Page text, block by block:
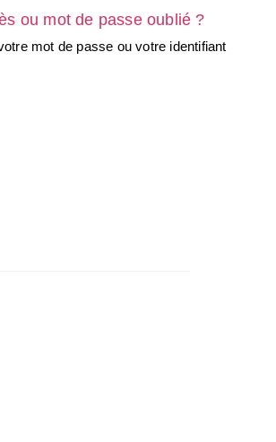
ou mot de passe oublié ?
mot de passe ou votre identifiant